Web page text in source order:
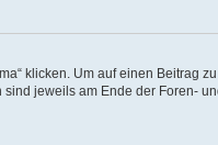
klicken. Um auf einen Beitrag
jeweils am Ende der Foren-